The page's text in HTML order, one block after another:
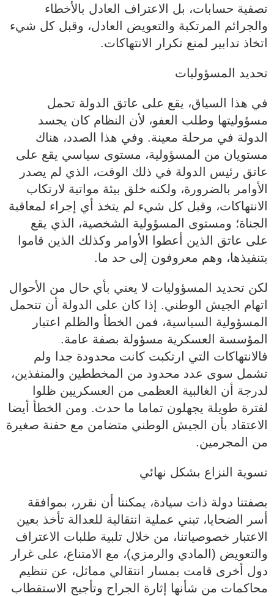
تصفية حسابات، بل الاعتراف العادل بالأخطاء
والجرائم المرتكبة والتعويض العادل، وقبل كل شيء
اتخاذ تدابير لمنع تكرار الانتهاكات.
تحديد المسؤوليات
في هذا السياق، يقع على عاتق الدولة تحمل
مسؤوليتها وطلب العفو، لأن النظام كان يجسد
الدولة في مرحلة معينة. وفي هذا الصدد، هناك
مستويان من المسؤولية، مستوى سياسي يقع على
عاتق رئيس الدولة في ذلك الوقت، الذي لم يصدر
الأوامر بالضرورة، ولكنه خلق بيئة مواتية لارتكاب
الانتهاكات، وقبل كل شيء لم يتخذ أي إجراء لمعاقبة
الجناة؛ ومستوى المسؤولية الشخصية، الذي يقع
على عاتق الذين أعطوا الأوامر وكذلك الذين قاموا
بتنفيذها، وهم معروفون إلى حد ما.
لكن تحديد المسؤوليات لا يعني بأي حال من الأحوال
اتهام الجيش الوطني. إذا كان على الدولة أن تتحمل
المسؤولية السياسية، فمن الخطأ والظلم اعتبار
المؤسسة العسكرية مسؤولة بصفة عامة.
فالانتهاكات التي ارتكبت كانت محدودة جدا ولم
تشمل سوى عدد محدود من المخططين والمنفذين،
لدرجة أن الغالبية العظمى من العسكريين ظلوا
لفترة طويلة يجهلون تماما ما حدث. ومن الخطأ أيضا
الاعتقاد بأن الجيش الوطني متضامن مع حفنة صغيرة
من المجرمين.
تسوية النزاع بشكل نهائي
بصفتنا دولة ذات سيادة، يمكننا أن نقرر، بموافقة
أسر الضحايا، تبني عملية انتقالية للعدالة تأخذ بعين
الاعتبار خصوصياتنا، من خلال تلبية طلبات الاعتراف
والتعويض (المادي والرمزي)، مع الامتناع، على غرار
دول أخرى قامت بمسار انتقالي مماثل، عن تنظيم
محاكمات من شأنها إثارة الجراح وتأجيج الاستقطاب